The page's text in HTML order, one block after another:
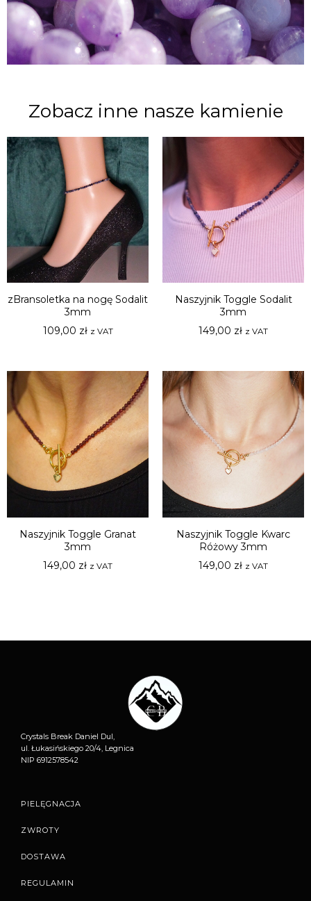
Zobacz inne nasze kamienie
zBransoletka na nogę Sodalit
3mm
109,00 zł z VAT
Naszyjnik Toggle Sodalit
3mm
149,00 zł z VAT
Naszyjnik Toggle Granat
3mm
149,00 zł z VAT
Naszyjnik Toggle Kwarc
Różowy 3mm
149,00 zł z VAT
Crystals Break Daniel Dul,
ul. Łukasińskiego 20/4, Legnica
NIP 6912578542
PIELĘGNACJA
ZWROTY
DOSTAWA
REGULAMIN